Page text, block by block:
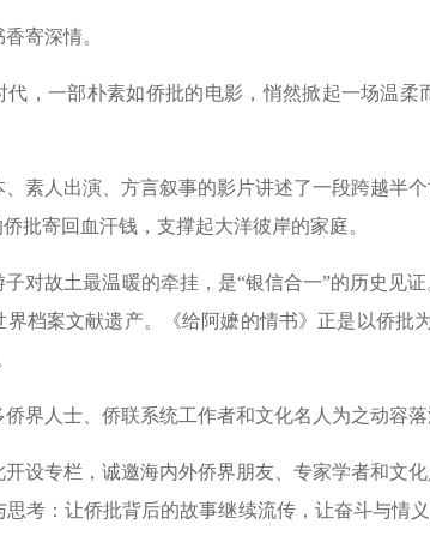
寄深情。
代，一部朴素如侨批的电影，悄然掀起一场温
素人出演、方言叙事的影片讲述了一段跨越半
批寄回血汗钱，支撑起大洋彼岸的家庭。
对故土最温暖的牵挂，是“银信合一”的历史见
档案文献遗产。《给阿嬷的情书》正是以侨批
界人士、侨联系统工作者和文化名人为之动容落
开设专栏，诚邀海内外侨界朋友、专家学者和文
考：让侨批背后的故事继续流传，让奋斗与情